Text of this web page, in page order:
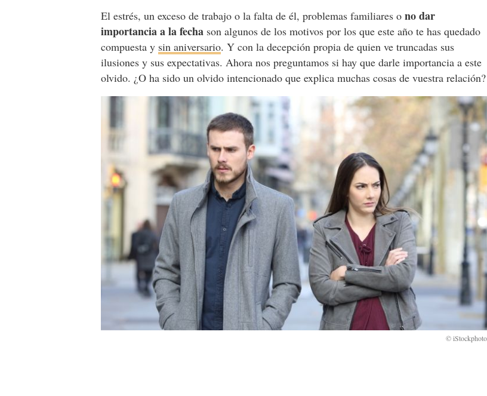
El estrés, un exceso de trabajo o la falta de él, problemas familiares o no dar
importancia a la fecha son algunos de los motivos por los que este año te has quedado
compuesta y sin aniversario. Y con la decepción propia de quien ve truncadas sus
ilusiones y sus expectativas. Ahora nos preguntamos si hay que darle importancia a este
olvido. ¿O ha sido un olvido intencionado que explica muchas cosas de vuestra relación?